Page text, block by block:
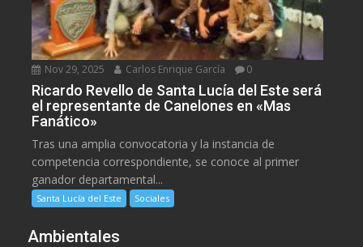
Nov 29, 2025 Carlos Enrique García 0
Ricardo Revello de Santa Lucía del Este será
el representante de Canelones en «Mas
Fanático»
Tras una amplia convocatoria y la instancia de
competencia correspondiente, se conoce al primer
ganador departamental...
Santa Lucía del Este Sociales
Ambientales